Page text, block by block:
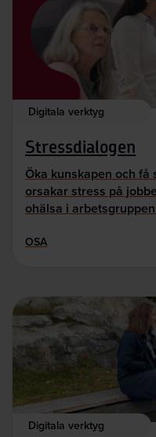
Digitala verktyg
Stressdialogen
Öka kunskapen och
orsakar stress på
ohälsa i
OSA
Digitala verktyg